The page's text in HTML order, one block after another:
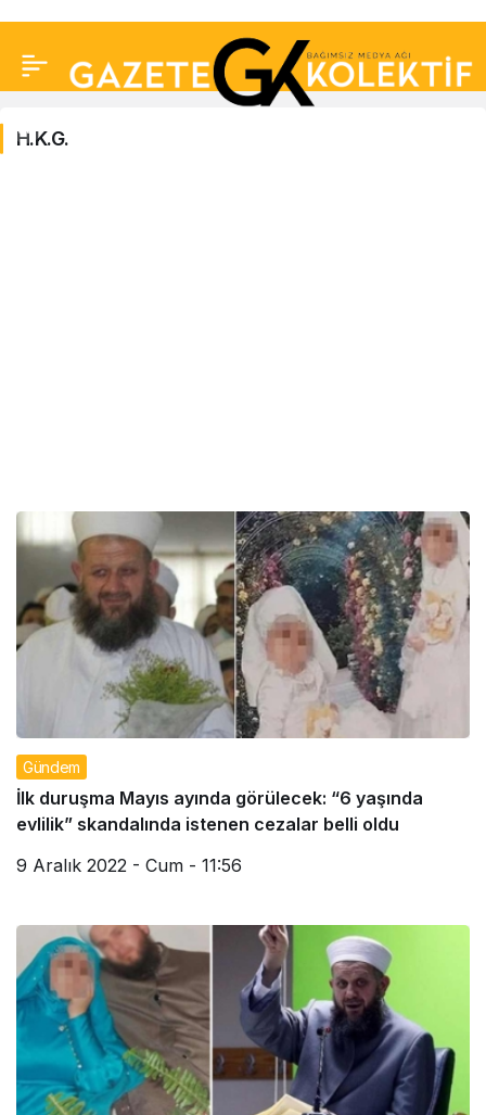
H.K.G.
H.K.G.
Gündem
İlk duruşma Mayıs ayında görülecek: “6 yaşında
evlilik” skandalında istenen cezalar belli oldu
9 Aralık 2022 - Cum - 11:56